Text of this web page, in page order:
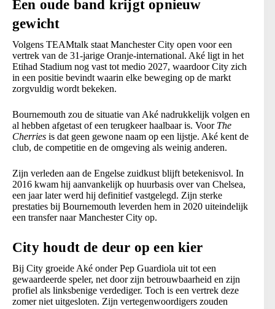
Een oude band krijgt opnieuw
gewicht
Volgens TEAMtalk staat Manchester City open voor een
vertrek van de 31-jarige Oranje-international. Aké ligt in het
Etihad Stadium nog vast tot medio 2027, waardoor City zich
in een positie bevindt waarin elke beweging op de markt
zorgvuldig wordt bekeken.
Bournemouth zou de situatie van Aké nadrukkelijk volgen en
al hebben afgetast of een terugkeer haalbaar is. Voor The
Cherries is dat geen gewone naam op een lijstje. Aké kent de
club, de competitie en de omgeving als weinig anderen.
Zijn verleden aan de Engelse zuidkust blijft betekenisvol. In
2016 kwam hij aanvankelijk op huurbasis over van Chelsea,
een jaar later werd hij definitief vastgelegd. Zijn sterke
prestaties bij Bournemouth leverden hem in 2020 uiteindelijk
een transfer naar Manchester City op.
City houdt de deur op een kier
Bij City groeide Aké onder Pep Guardiola uit tot een
gewaardeerde speler, net door zijn betrouwbaarheid en zijn
profiel als linksbenige verdediger. Toch is een vertrek deze
zomer niet uitgesloten. Zijn vertegenwoordigers zouden